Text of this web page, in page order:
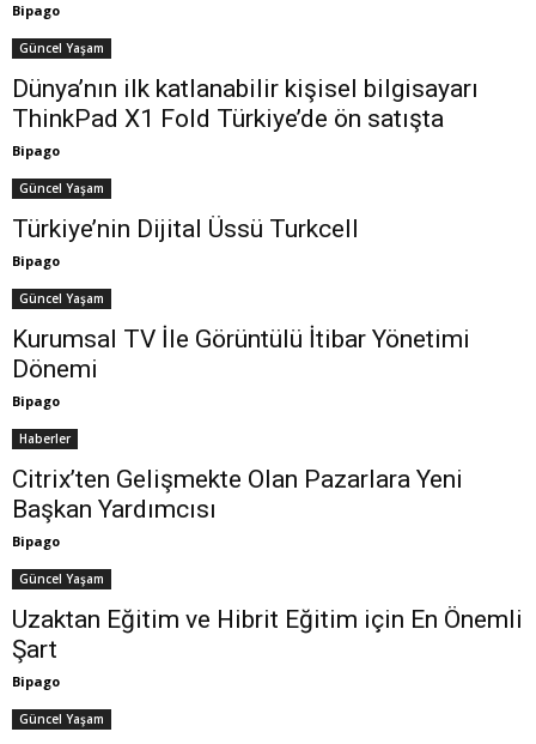
Bipago
Güncel Yaşam
Dünya’nın ilk katlanabilir kişisel bilgisayarı
ThinkPad X1 Fold Türkiye’de ön satışta
Bipago
Güncel Yaşam
Türkiye’nin Dijital Üssü Turkcell
Bipago
Güncel Yaşam
Kurumsal TV İle Görüntülü İtibar Yönetimi
Dönemi
Bipago
Haberler
Citrix’ten Gelişmekte Olan Pazarlara Yeni
Başkan Yardımcısı
Bipago
Güncel Yaşam
Uzaktan Eğitim ve Hibrit Eğitim için En Önemli
Şart
Bipago
Güncel Yaşam